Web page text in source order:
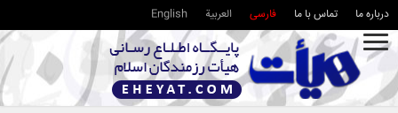
درباره ما تماس با ما فارسی العربية English